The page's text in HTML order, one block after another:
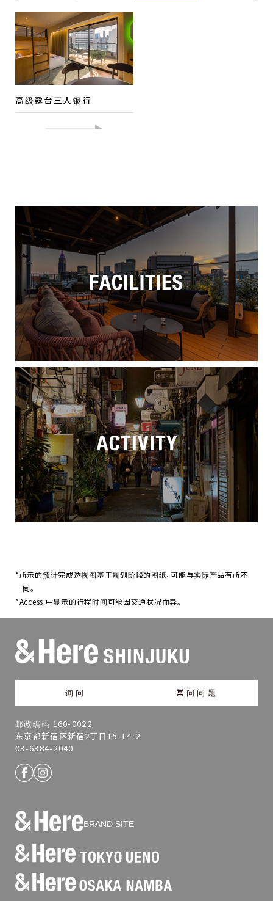
高级露台三人银行
*所示的预计完成透视图基于规划阶段的图纸，可能与实际产品有所不
同。
*Access 中显示的行程时间可能因交通状况而异。
询问 常问问题
邮政编码 160-0022
东京都新宿区新宿2丁目15-14-2
03-6384-2040
BRAND SITE